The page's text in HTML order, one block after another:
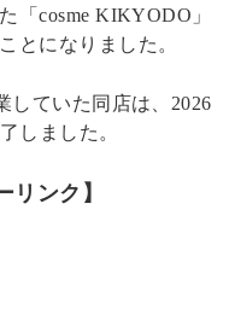
「cosme KIKYODO」
とになりました。
していた同店は、2026
しました。
リンク】